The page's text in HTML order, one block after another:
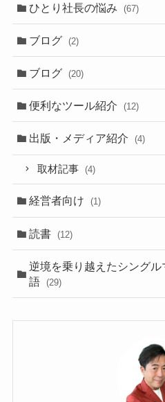
ひとり社長の悩み (67)
ブログ (2)
ブログ (20)
便利なツール紹介 (12)
出版・メディア紹介 (4)
取材記事 (4)
経営者向け (1)
読書 (12)
逆境を乗り越えたシング
語
(29)